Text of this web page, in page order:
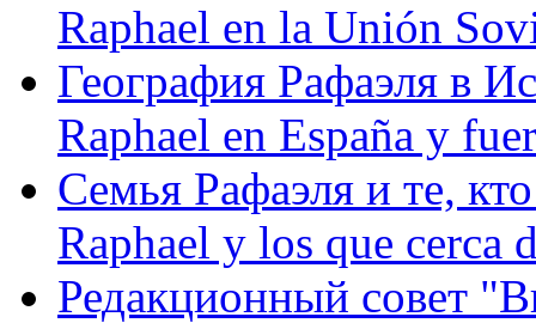
Raphael en la Unión
География Рафаэля в
Raphael en España y
Семья Рафаэля и те,
Raphael y los que cerca
Редакционный совет